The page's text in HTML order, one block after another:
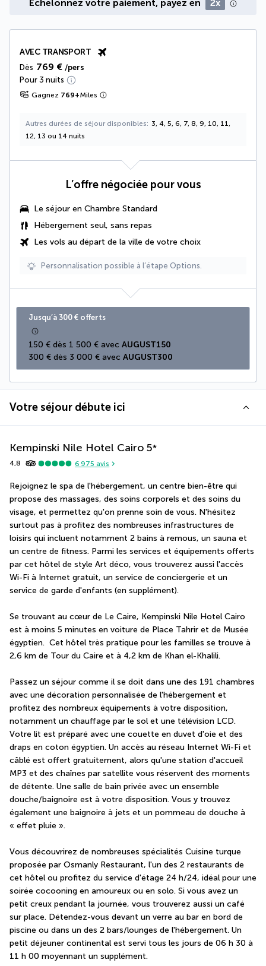
Échelonnez votre paiement, payez en 2x
AVEC TRANSPORT
Dès 769 € /pers
Pour 3 nuits
Gagnez 769+Miles
Autres durées de séjour disponibles
3, 4, 5, 6, 7, 8, 9, 10, 11,
12, 13 ou 14 nuits
L’offre négociée pour vous
Le séjour en Chambre Standard
Hébergement seul, sans repas
Les vols au départ de la ville de votre choix
Personnalisation possible à l’étape Options.
Jusqu’à 300 € offerts
150 € dès 1 500 € avec AUGUST150
300 € dès 3 000 € avec AUGUST300
Votre séjour débute ici
Kempinski Nile Hotel Cairo 5*
4,8 6 975 avis
Rejoignez le spa de l'hébergement, un centre bien-être qui
propose des massages, des soins corporels et des soins du
visage, et permettez qu'on prenne soin de vous. N'hésitez
surtout pas à profitez des nombreuses infrastructures de
loisirs qui incluent notamment 2 bains à remous, un sauna et
un centre de fitness. Parmi les services et équipements offerts
par cet hôtel de style Art déco, vous trouverez aussi l'accès
Wi-Fi à Internet gratuit, un service de conciergerie et un
service de garde d'enfants (en supplément).
Se trouvant au cœur de Le Caire, Kempinski Nile Hotel Cairo
est à moins 5 minutes en voiture de Place Tahrir et de Musée
égyptien.  Cet hôtel très pratique pour les familles se trouve à
2,6 km de Tour du Caire et à 4,2 km de Khan el-Khalili.
Passez un séjour comme il se doit dans une des 191 chambres
avec une décoration personnalisée de l'hébergement et
profitez des nombreux équipements à votre disposition,
notamment un chauffage par le sol et une télévision LCD.
Votre lit est préparé avec une couette en duvet d'oie et des
draps en coton égyptien. Un accès au réseau Internet Wi-Fi et
câblé est offert gratuitement, alors qu'une station d'accueil
MP3 et des chaînes par satellite vous réservent des moments
de détente. Une salle de bain privée avec un ensemble
douche/baignoire est à votre disposition. Vous y trouvez
également une baignoire à jets et un pommeau de douche à
« effet pluie ».
Vous découvrirez de nombreuses spécialités Cuisine turque
proposée par Osmanly Restaurant, l'un des 2 restaurants de
cet hôtel ou profitez du service d'étage 24 h/24, idéal pour une
soirée cocooning en amoureux ou en solo. Si vous avez un
petit creux pendant la journée, vous trouverez aussi un café
sur place. Détendez-vous devant un verre au bar en bord de
piscine ou dans un des 2 bars/lounges de l'hébergement. Un
petit déjeuner continental est servi tous les jours de 06 h 30 à
11 h 00 moyennant un supplément.